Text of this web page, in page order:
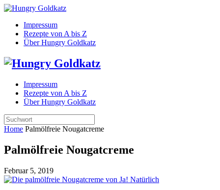
Impressum
Rezepte von A bis Z
Über Hungry Goldkatz
Impressum
Rezepte von A bis Z
Über Hungry Goldkatz
Home Palmölfreie Nougatcreme
Palmölfreie Nougatcreme
Februar 5, 2019